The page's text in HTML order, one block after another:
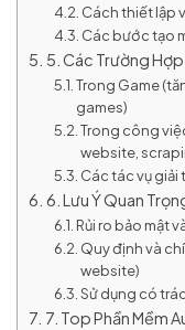
Cách thiết lập
Các bước tạo
5. Các Trường
Trong Game
games)
Trong công
website,
Các tác vụ giải
6. Lưu Ý Quan
Rủi ro bảo mật
Quy định và
website)
Sử dụng có
7. Top Phần Mềm